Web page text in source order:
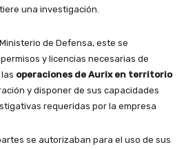
una investigación.
de Defensa, este se
y licencias necesarias de
operaciones de Aurix en territorio
y disponer de sus capacidades
requeridas por la empresa
se autorizaban para el uso de sus